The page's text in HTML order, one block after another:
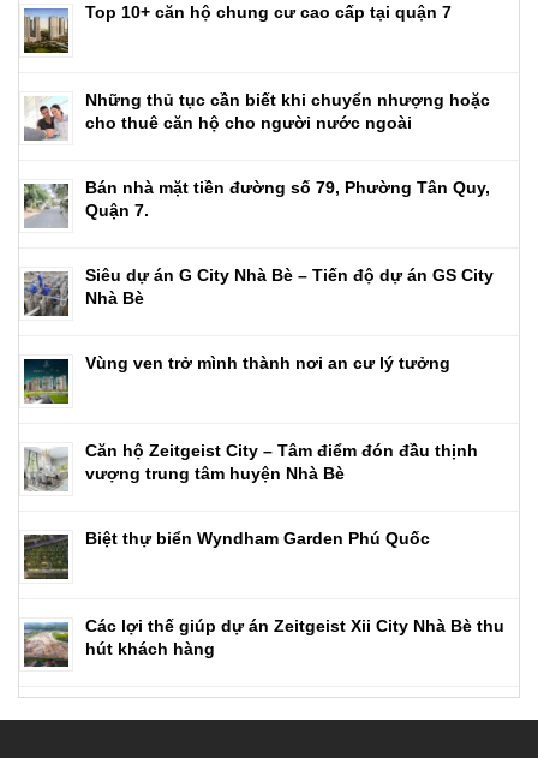
Top 10+ căn hộ chung cư cao cấp tại quận 7
Những thủ tục cần biết khi chuyển nhượng hoặc
cho thuê căn hộ cho người nước ngoài
Bán nhà mặt tiền đường số 79, Phường Tân Quy,
Quận 7.
Siêu dự án G City Nhà Bè – Tiến độ dự án GS City
Nhà Bè
Vùng ven trở mình thành nơi an cư lý tưởng
Căn hộ Zeitgeist City – Tâm điểm đón đầu thịnh
vượng trung tâm huyện Nhà Bè
Biệt thự biển Wyndham Garden Phú Quốc
Các lợi thế giúp dự án Zeitgeist Xii City Nhà Bè thu
hút khách hàng